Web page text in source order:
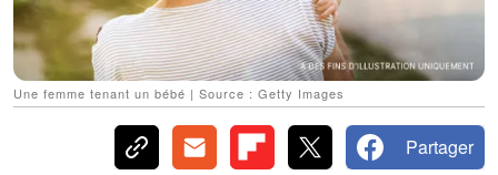
Une femme tenant un bébé | Source : Getty Images
Partager